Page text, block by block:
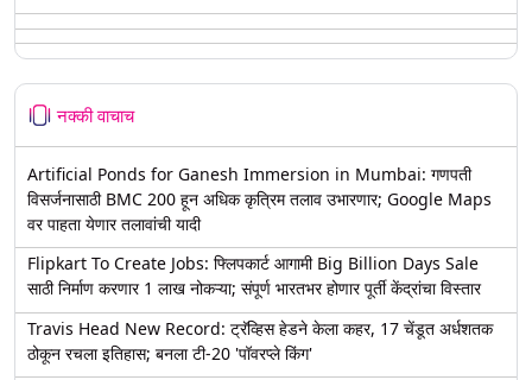
नक्की वाचाच
Artificial Ponds for Ganesh Immersion in Mumbai: गणपती
विसर्जनासाठी BMC 200 हून अधिक कृत्रिम तलाव उभारणार; Google Maps
वर पाहता येणार तलावांची यादी
Flipkart To Create Jobs: फ्लिपकार्ट आगामी Big Billion Days Sale
साठी निर्माण करणार 1 लाख नोकऱ्या; संपूर्ण भारतभर होणार पूर्ती केंद्रांचा विस्तार
Travis Head New Record: ट्रॅव्हिस हेडने केला कहर, 17 चेंडूत अर्धशतक
ठोकून रचला इतिहास; बनला टी-20 'पॉवरप्ले किंग'